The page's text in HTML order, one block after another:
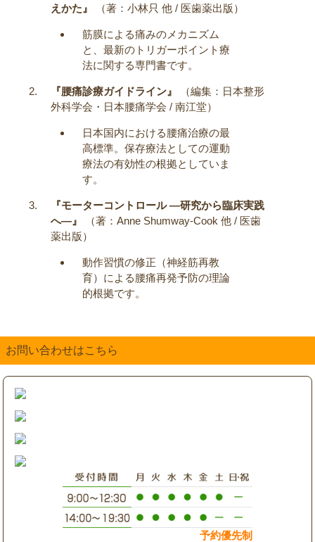
えかた』
（著：小林只 他 / 医歯薬出版）
筋膜による痛みのメカニズム
と、最新のトリガーポイント療
法に関する専門書です。
『腰痛診療ガイドライン』
（編集：日本整形
外科学会・日本腰痛学会 / 南江堂）
日本国内における腰痛治療の最
高標準。保存療法としての運動
療法の有効性の根拠としていま
す。
『モーターコントロール —研究から臨床実践
へ—』
（著：Anne Shumway-Cook 他 / 医歯
薬出版）
動作習慣の修正（神経筋再教
育）による腰痛再発予防の理論
的根拠です。
お問い合わせはこちら
予約優先制